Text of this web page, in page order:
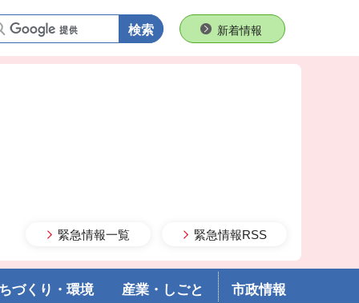
緊急情報一覧 緊急情報RSS
語句で検索新着情報
づくり・環境 産業・しごと 市政情報